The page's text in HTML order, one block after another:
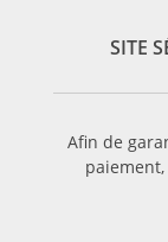
ChassagneSITE
Afin de